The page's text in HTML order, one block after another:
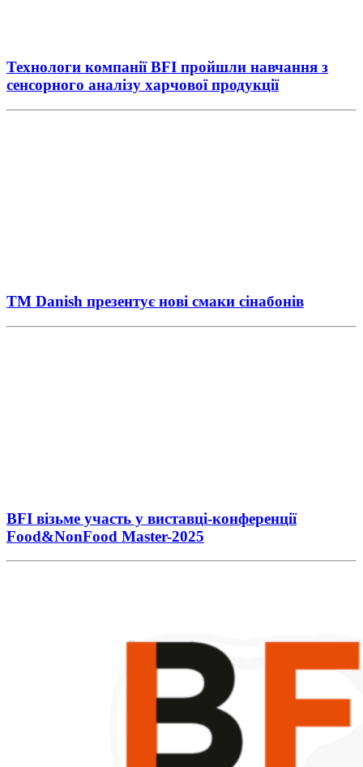
Технологи компанії BFI пройшли навчання з
сенсорного аналізу харчової продукції
ТМ Danish презентує нові смаки сінабонів
BFI візьме участь у виставці-конференції
Food&NonFood Master-2025